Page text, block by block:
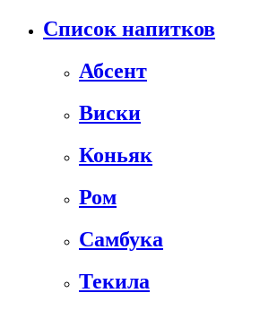
Список напитков
Абсент
Виски
Коньяк
Ром
Самбука
Текила